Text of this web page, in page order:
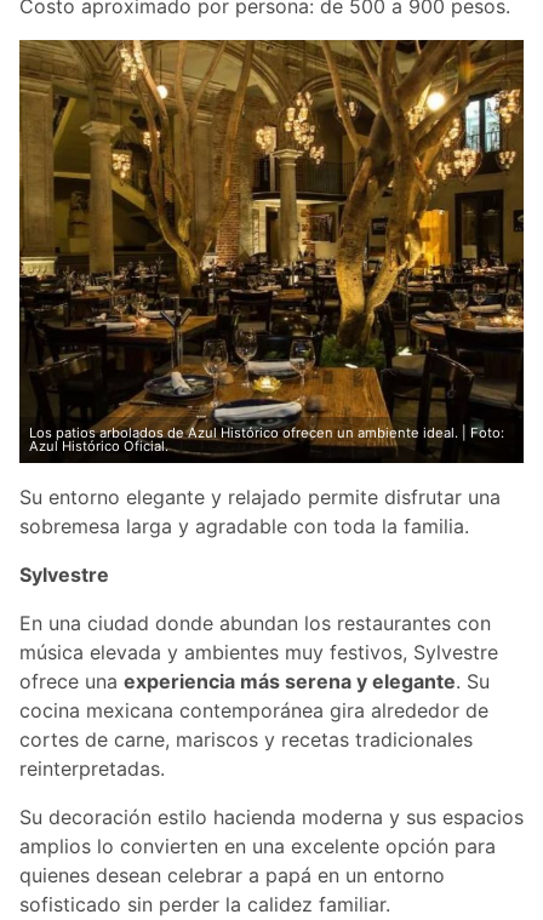
Costo aproximado por persona: de 500 a 900 pesos.
Los patios arbolados de Azul Histórico ofrecen un ambiente ideal. | Foto:
Azul Histórico Oficial.
Su entorno elegante y relajado permite disfrutar una
sobremesa larga y agradable con toda la familia.
Sylvestre
En una ciudad donde abundan los restaurantes con
música elevada y ambientes muy festivos, Sylvestre
ofrece una experiencia más serena y elegante. Su
cocina mexicana contemporánea gira alrededor de
cortes de carne, mariscos y recetas tradicionales
reinterpretadas.
Su decoración estilo hacienda moderna y sus espacios
amplios lo convierten en una excelente opción para
quienes desean celebrar a papá en un entorno
sofisticado sin perder la calidez familiar.